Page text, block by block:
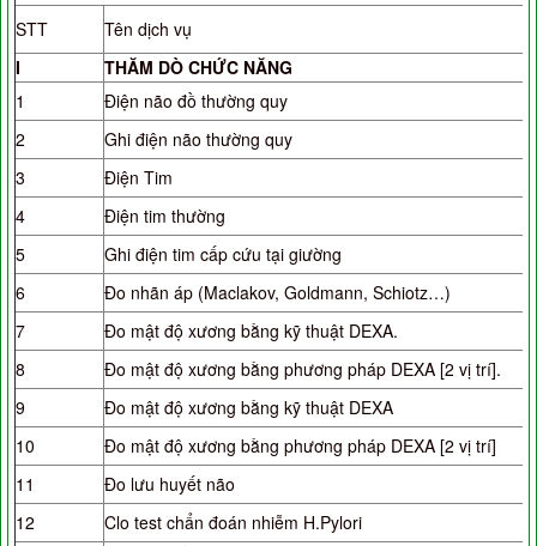
STT
Tên dịch vụ
I
THĂM DÒ CHỨC NĂNG
1
Điện não đồ thường quy
2
Ghi điện não thường quy
3
Điện Tim
4
Điện tim thường
5
Ghi điện tim cấp cứu tại giường
6
Đo nhãn áp (Maclakov, Goldmann, Schiotz…)
7
Đo mật độ xương bằng kỹ thuật DEXA.
8
Đo mật độ xương bằng phương pháp DEXA [2 vị trí].
9
Đo mật độ xương bằng kỹ thuật DEXA
10
Đo mật độ xương bằng phương pháp DEXA [2 vị trí]
11
Đo lưu huyết não
12
Clo test chẩn đoán nhiễm H.Pylori